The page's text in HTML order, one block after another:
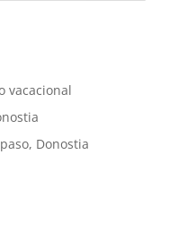
vacacional
Donostia